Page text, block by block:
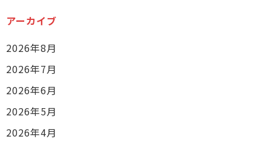
アーカイブ
2026年8月
2026年7月
2026年6月
2026年5月
2026年4月